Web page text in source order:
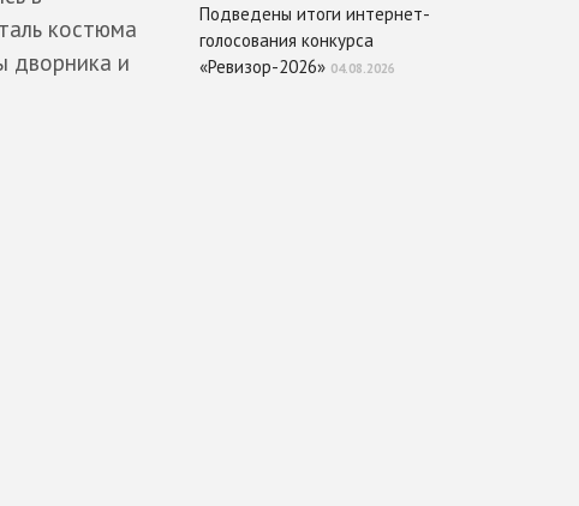
костюма
дворника и
Подведены итоги интернет-
голосования конкурса
«Ревизор-2026» 04.08.2026